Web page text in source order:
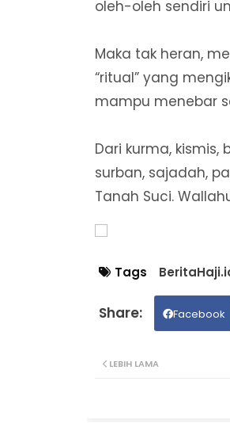
oleh-oleh sendiri
Maka tak heran,
“ritual” yang
mampu menebar
Dari kurma, kismis,
surban, sajadah,
Tanah Suci.
Tags
Facebook
LEBIH LAMA